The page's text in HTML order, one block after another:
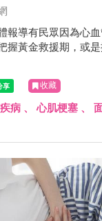
報導有民眾因為心
握黃金救援期，或
收藏
病 、心肌梗塞 、